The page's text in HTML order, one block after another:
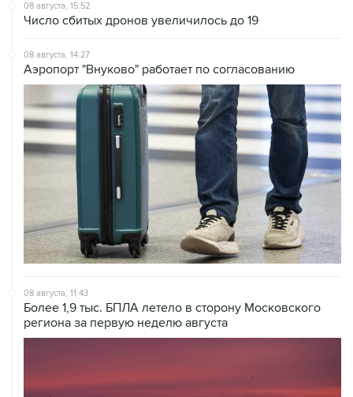
08 августа, 15:52
Число сбитых дронов увеличилось до 19
08 августа, 14:27
Аэропорт "Внуково" работает по согласованию
08 августа, 11:43
Более 1,9 тыс. БПЛА летело в сторону Московского
региона за первую неделю августа